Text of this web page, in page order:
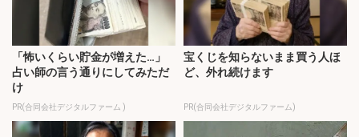
「怖いくらい貯金が増えた…」
占い師の言う通りにしてみただ
け
PR(合同会社デジタルファーム )
宝くじを知らないまま買う人ほ
ど、外れ続けます
PR(合同会社デジタルファーム)